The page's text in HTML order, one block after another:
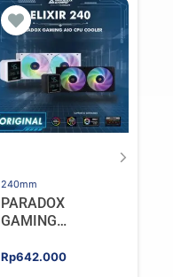
240mm
PARADOX
GAMING
ELIXIR 240 – AIO
Rp642.000